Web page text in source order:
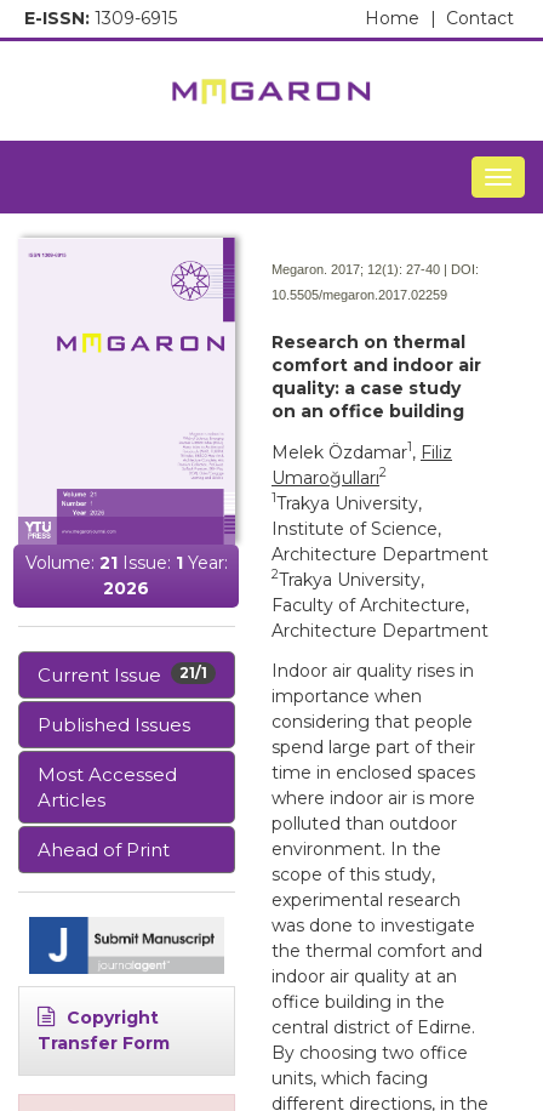
E-ISSN: 1309-6915 Contact
Home |
Volume: 21Issue: 1Year:
2026
21/1
Current Issue
Published Issues
Most Accessed
Articles
Ahead of Print
Copyright
Transfer Form
Megaron. 2017; 12(1): 27-40 | DOI:
10.5505/megaron.2017.02259
Research on thermal
comfort and indoor air
quality: a case study
on an office building
Melek Özdamar1, Filiz
Umaroğulları2
1Trakya University,
Institute of Science,
Architecture Department
2Trakya University,
Faculty of Architecture,
Architecture Department
Indoor air quality rises in
importance when
considering that people
spend large part of their
time in enclosed spaces
where indoor air is more
polluted than outdoor
environment. In the
scope of this study,
experimental research
was done to investigate
the thermal comfort and
indoor air quality at an
office building in the
central district of Edirne.
By choosing two office
units, which facing
different directions, in the